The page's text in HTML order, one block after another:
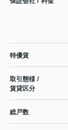
特優賃
取引態様 /
賃貸区分
総戸数